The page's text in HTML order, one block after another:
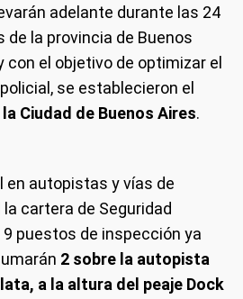
adelante durante las 24
de la provincia de Buenos
con el objetivo de optimizar el
se establecieron el
Ciudad de Buenos Aires.
en autopistas y vías de
cartera de Seguridad
puestos de inspección ya
2 sobre la autopista
a la altura del peaje Dock